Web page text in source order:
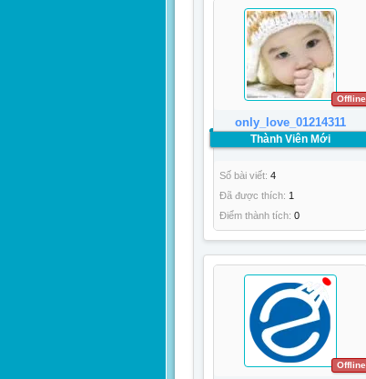
Offline
only_love_01214311
Thành Viên Mới
Số bài viết: 4
Đã được thích: 1
Điểm thành tích: 0
Offline